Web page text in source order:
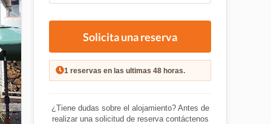
Solicita una reserva
1 reservas en las ultimas 48 horas.
¿Tiene dudas sobre el alojamiento? Antes de
realizar una solicitud de reserva contáctenos